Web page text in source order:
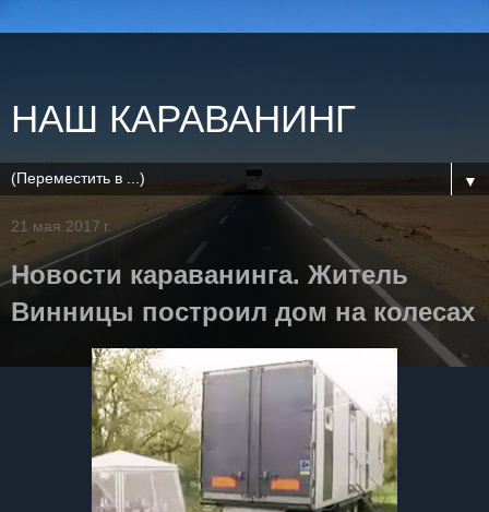
НАШ КАРАВАНИНГ
▼
21 мая 2017 г.
Новости караванинга. Житель
Винницы построил дом на колесах